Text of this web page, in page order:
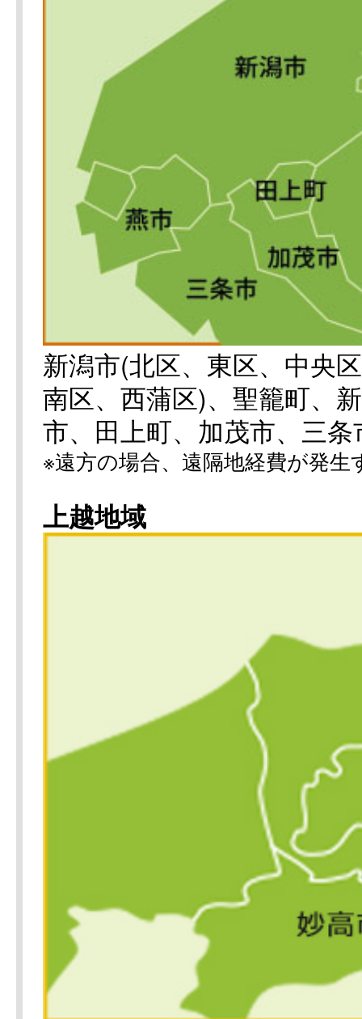
新潟市(北区、東区、中央
南区、西蒲区)、聖籠町、
市、田上町、加茂市、三
※遠方の場合、遠隔地経費が発
上越地域